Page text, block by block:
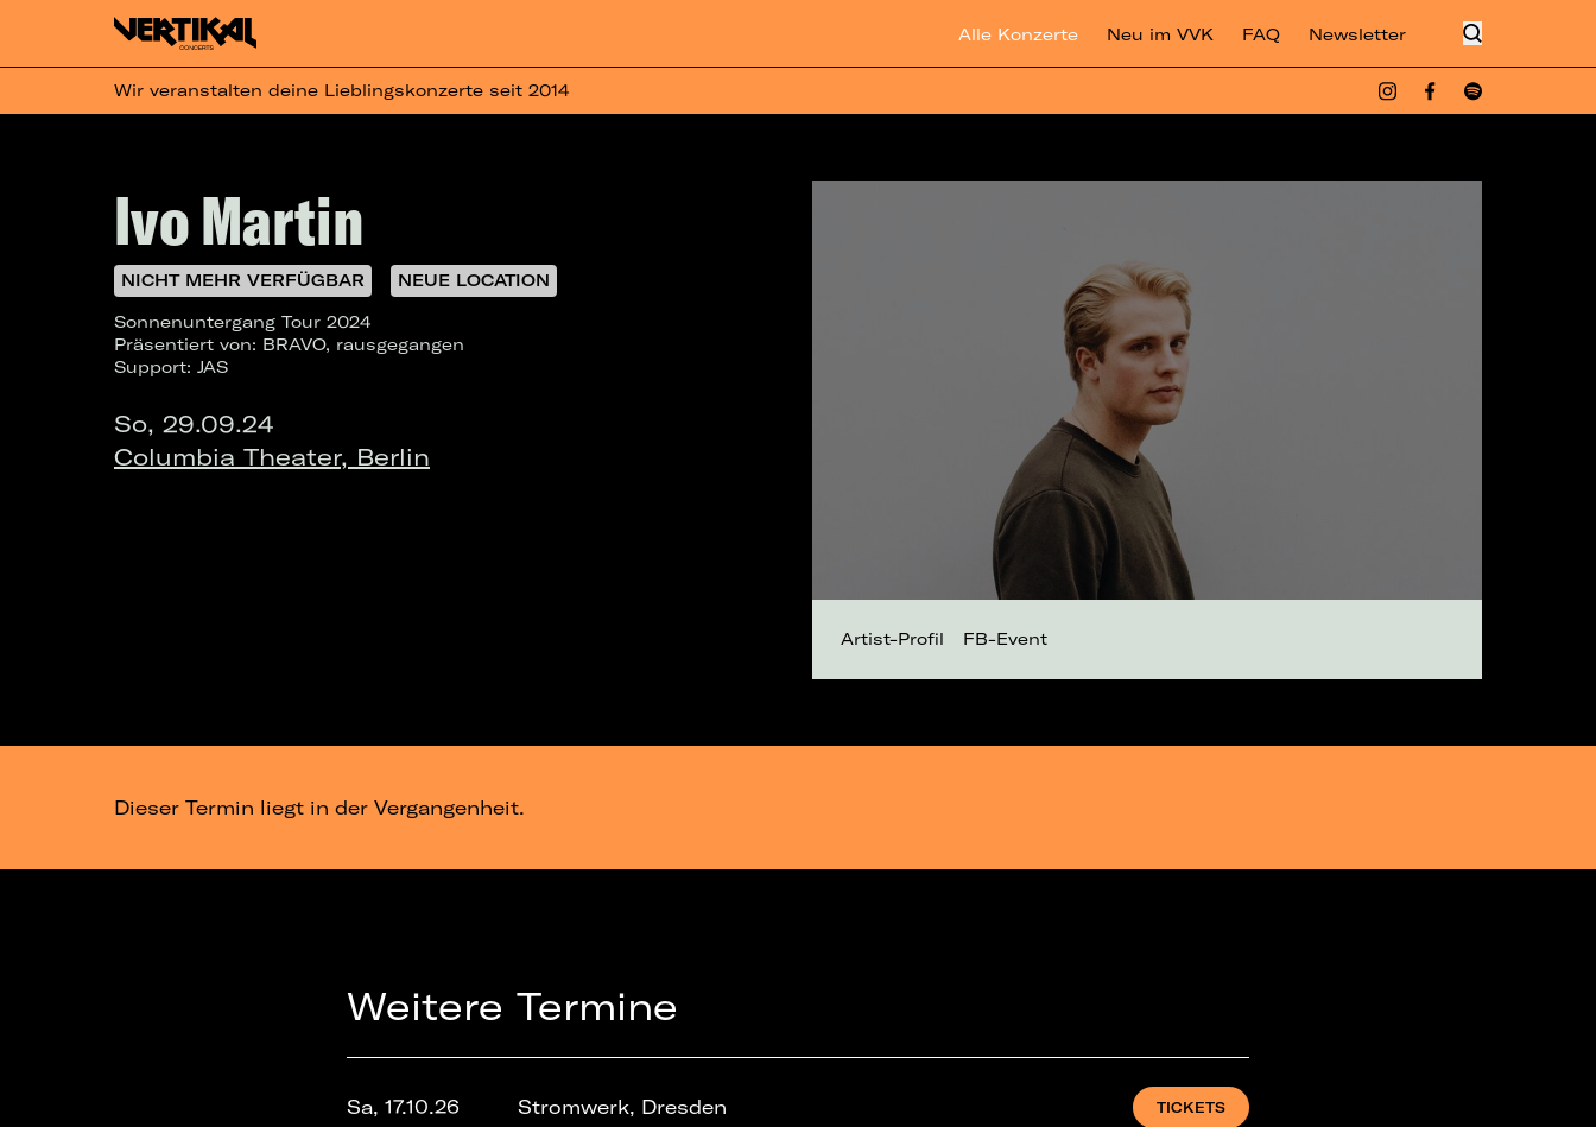
Alle Konzerte Neu im VVK FAQ Newsletter
Wir veranstalten deine Lieblingskonzerte seit 2014
Ivo Martin
NICHT MEHR VERFÜGBAR
NEUE LOCATION
Sonnenuntergang Tour 2024
Präsentiert von: BRAVO, rausgegangen
Support: JAS
So, 29.09.24
Columbia Theater, Berlin
Artist-Profil FB-Event
Dieser Termin liegt in der Vergangenheit.
Weitere Termine
Sa, 17.10.26 Stromwerk, Dresden TICKETS